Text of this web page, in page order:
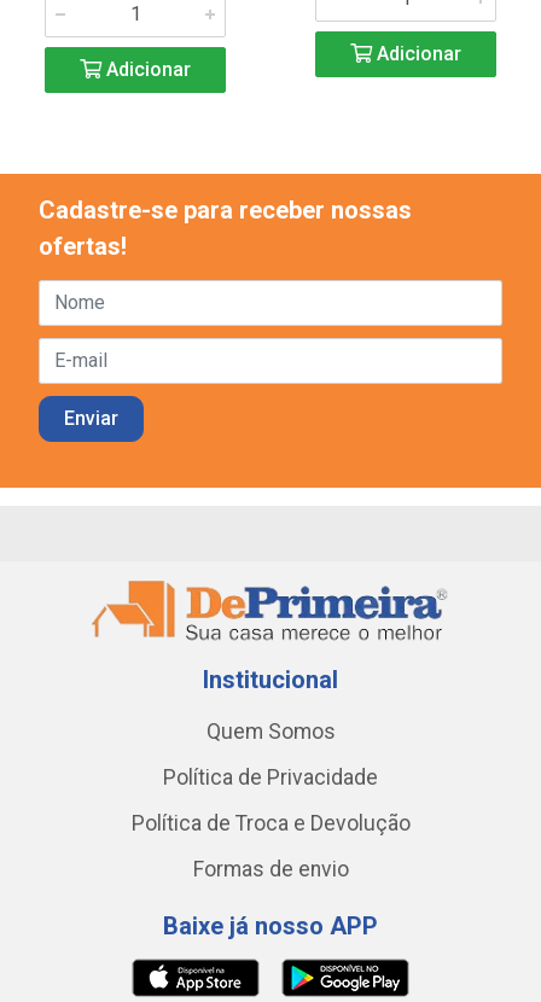
Adicionar
Adicionar
Cadastre-se para receber nossas
ofertas!
Institucional
Quem Somos
Política de Privacidade
Política de Troca e Devolução
Formas de envio
Baixe já nosso APP